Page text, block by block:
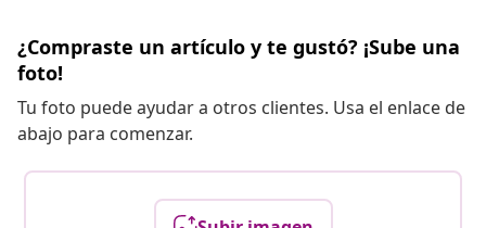
¿Compraste un artículo y te gustó? ¡Sube una
foto!
Tu foto puede ayudar a otros clientes. Usa el enlace de
abajo para comenzar.